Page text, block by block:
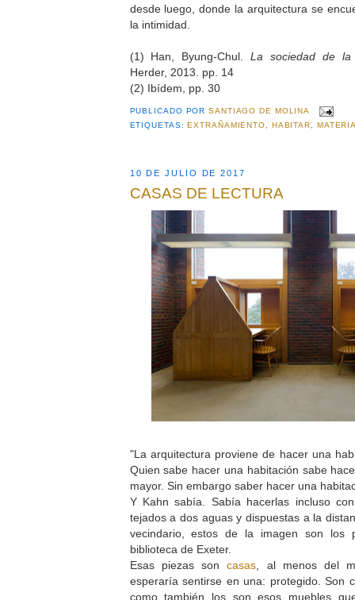
desde luego, donde la arquitectura se
la intimidad.
(1) Han, Byung-Chul.La sociedad de la
Herder, 2013. pp. 14
(2) Ibídem, pp. 30
PUBLICADO PORSANTIAGO DE MOLINA
ETIQUETAS:EXTRAÑAMIENTO HABITAR
10 DE JULIO DE 2017
CASAS DE LECTURA
"La arquitectura proviene de hacer una
Quien sabe hacer una habitación sabe
mayor. Sin embargo saber hacer una
Y Kahn sabía. Sabía hacerlas incluso
tejados a dos aguas y dispuestas a la
vecindario, estos de la imagen son los
biblioteca de Exeter.
Esas piezas soncasas, al menos del
esperaría sentirse en una: protegido. Son
como también los son esos muebles